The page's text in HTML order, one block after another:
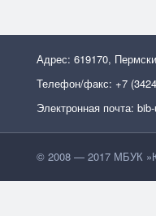
Адрес: 619170,
Телефон/факс: +7
Электронная почта:
© 2008 — 2017 МБУК